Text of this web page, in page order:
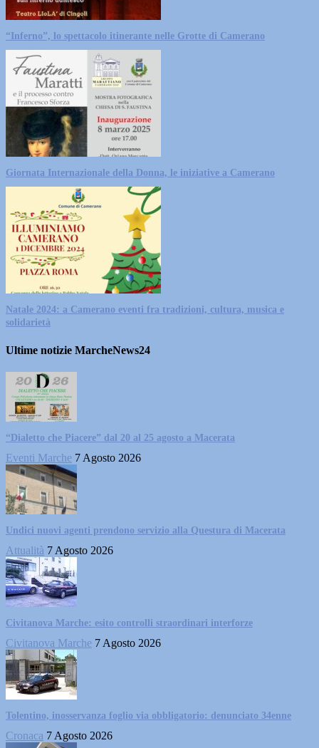
“Inferno”, lo spettacolo itinerante nelle Grotte di Camerano
Giornata Internazionale della Donna, le iniziative a Camerano
Natale 2024: a Camerano eventi fra tradizioni, cultura, musica e
solidarietà
Ultime notizie MarcheNews24
“Dialetto che Piacere” dal 20 al 25 agosto a Macerata
Eventi Marche 7 Agosto 2026
Undici nuovi agenti prendono servizio alla Questura di Macerata
Attualità 7 Agosto 2026
Civitanova Marche: esito controlli straordinari interforze
Civitanova Marche 7 Agosto 2026
Tolentino, inosservanza foglio via obbligatorio: denunciato 34enne
Cronaca 7 Agosto 2026